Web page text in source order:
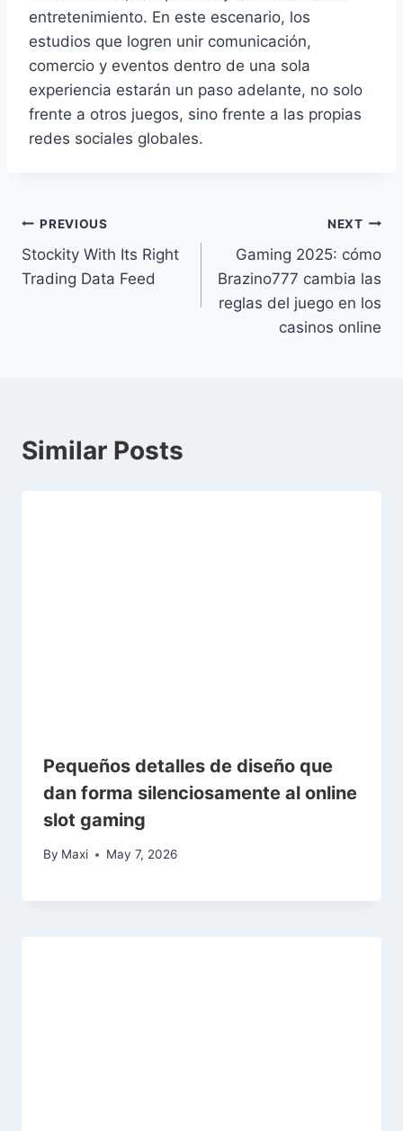
entretenimiento. En este escenario, los
estudios que logren unir comunicación,
comercio y eventos dentro de una sola
experiencia estarán un paso adelante, no solo
frente a otros juegos, sino frente a las propias
redes sociales globales.
Post
navigation
PREVIOUS
Stockity With Its Right
Trading Data Feed
NEXT
Gaming 2025: cómo
Brazino777 cambia las
reglas del juego en los
casinos online
Similar Posts
Pequeños detalles de diseño que
dan forma silenciosamente al online
slot gaming
By Maxi May 7, 2026